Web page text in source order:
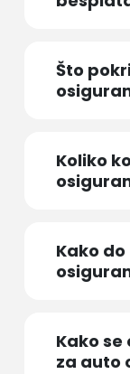
Što
Koliko
Kako
Kako
za auto